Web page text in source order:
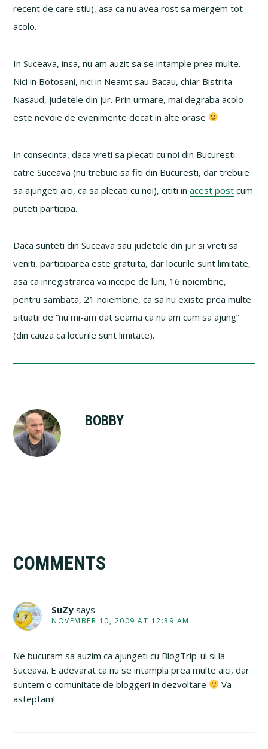
recent de care stiu), asa ca nu avea rost sa mergem tot
acolo.
In Suceava, insa, nu am auzit sa se intample prea multe.
Nici in Botosani, nici in Neamt sau Bacau, chiar Bistrita-
Nasaud, judetele din jur. Prin urmare, mai degraba acolo
este nevoie de evenimente decat in alte orase
In consecinta, daca vreti sa plecati cu noi din Bucuresti
catre Suceava (nu trebuie sa fiti din Bucuresti, dar trebuie
sa ajungeti aici, ca sa plecati cu noi), cititi inacest post cum
puteti participa.
Daca sunteti din Suceava sau judetele din jur si vreti sa
veniti, participarea este gratuita, dar locurile sunt limitate,
asa ca inregistrarea va incepe de luni, 16 noiembrie,
pentru sambata, 21 noiembrie, ca sa nu existe prea multe
situatii de “nu mi-am dat seama ca nu am cum sa ajung”
(din cauza ca locurile sunt limitate).
BOBBY
Interactions
COMMENTS
SuZy says
NOVEMBER 10, 2009 AT 12:39 AM
Ne bucuram sa auzim ca ajungeti cu BlogTrip-ul si la
Suceava. E adevarat ca nu se intampla prea multe aici, dar
suntem o comunitate de bloggeri in dezvoltare
Va
asteptam!